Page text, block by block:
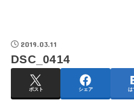
2019.03.11
DSC_0414
ポスト シェア は